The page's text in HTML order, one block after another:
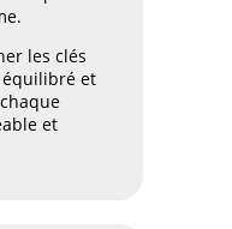
les clés
et
et